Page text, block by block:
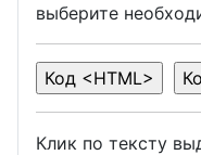
выберите
Клик по тексту